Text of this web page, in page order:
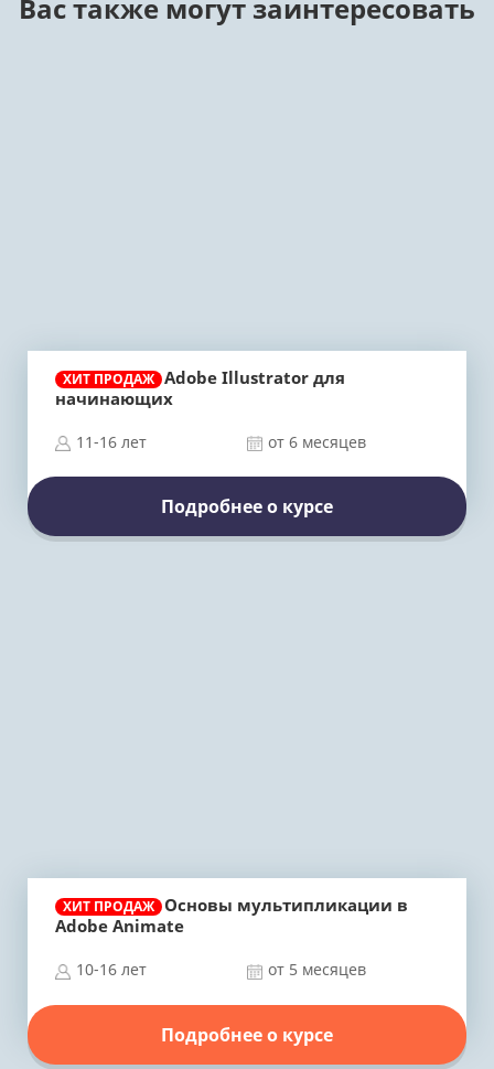
Вас также могут заинтересовать
ХИТ ПРОДАЖ Adobe Illustrator для
начинающих
11-16 лет от 6 месяцев
Подробнее о курсе
ХИТ ПРОДАЖ Основы мультипликации в
Adobe Animate
10-16 лет от 5 месяцев
Подробнее о курсе